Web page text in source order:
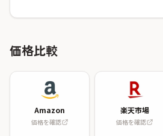
価格比較
Amazon
価格を確認
楽天市場
価格を確認